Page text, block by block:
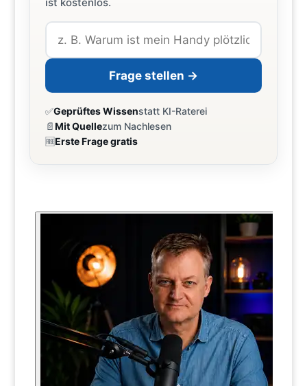
Frage stellen →
✅Geprüftes Wissenstatt KI-Raterei
📄Mit Quellezum Nachlesen
🆓Erste Frage gratis